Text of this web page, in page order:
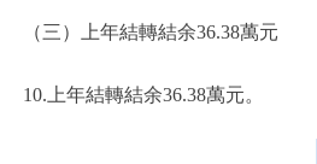
三）上年結轉結余36.38萬元
上年結轉結余36.38萬元。